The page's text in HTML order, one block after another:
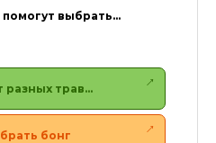
помогут выбрать…
разных трав…
бонг